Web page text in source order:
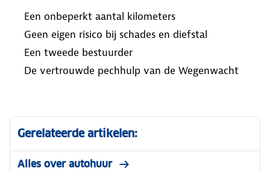
Een onbeperkt aantal kilometers
Geen eigen risico bij schades en diefstal
Een tweede bestuurder
De vertrouwde pechhulp van de Wegenwacht
Gerelateerde artikelen:
Alles over autohuur